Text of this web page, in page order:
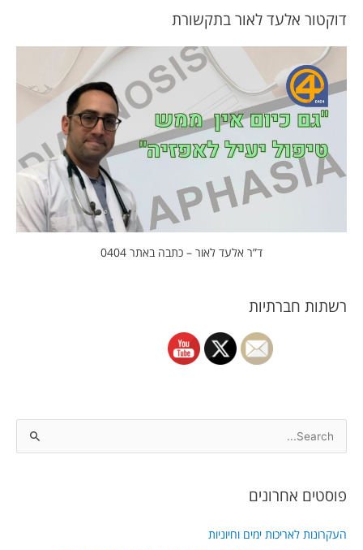
דוקטור אלעד לאור בתקשורת
ד”ר אלעד לאור – כתבה באתר 0404
רשתות חברתיות
rפוסטים אחרונים
העקרונות לאריכות ימים וחיוניות